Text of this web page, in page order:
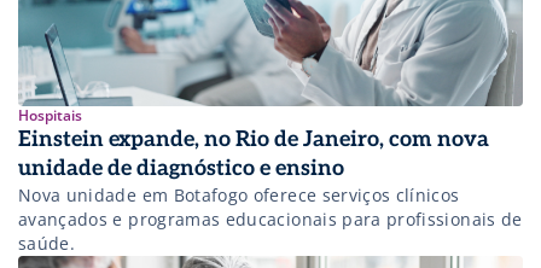
Hospitais
Einstein expande, no Rio de Janeiro, com nova
unidade de diagnóstico e ensino
Nova unidade em Botafogo oferece serviços clínicos
avançados e programas educacionais para profissionais de
saúde.